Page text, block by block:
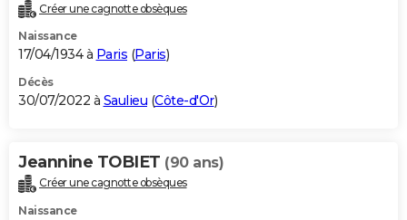
Créer une cagnotte obsèques
Naissance
17/04/1934 à Paris (Paris)
Décès
30/07/2022 à Saulieu (Côte-d'Or)
Jeannine TOBIET (90 ans)
Créer une cagnotte obsèques
Naissance